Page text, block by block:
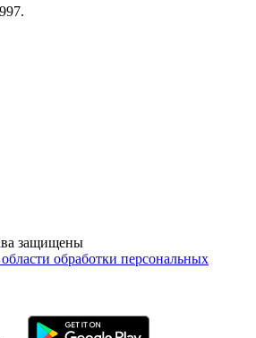
защищены
обработки персональных